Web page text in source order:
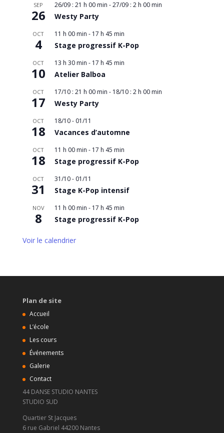
SEP
26
26/09 : 21 h 00 min -27/09 : 2 h 00 min
Westy Party
OCT
4
11 h 00 min - 17 h 45 min
Stage progressif K-Pop
OCT
10
13 h 30 min - 17 h 45 min
Atelier Balboa
OCT
17
17/10 : 21 h 00 min - 18/10 : 2 h 00 min
Westy Party
OCT
18
18/10- 01/11
Vacances d’automne
OCT
18
11 h 00 min - 17 h 45 min
Stage progressif K-Pop
OCT
31
31/10- 01/11
Stage K-Pop intensif
NOV
8
11 h 00 min - 17 h 45 min
Stage progressif K-Pop
Voir le calendrier
Plan de site
Accueil
L’école
Les cours
Événements
Galerie
Contact
44 DANSE STUDIO NANTES
STUDIO SUD
Quartier St Jacques
6 rue Gabriel 44200 Nantes